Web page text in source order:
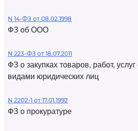
N 14-ФЗ от 08.02.1998
ФЗ об ООО
N 223-ФЗ от 18.07.2011
ФЗ о закупках товаров, работ,
видами юридических лиц
N 2202-1 от 17.01.1992
ФЗ о прокуратуре